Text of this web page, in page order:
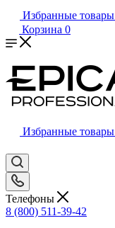
Избранные товары
Корзина 0
Избранные товары
Телефоны
8 (800) 511-39-42